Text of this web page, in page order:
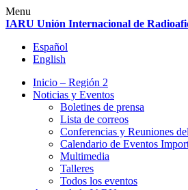
Skip
to
Menu
IARU Unión Internacional de
Español
English
Inicio – Región 2
Noticias y Eventos
Boletines de prensa
Lista de correos
Conferencias y Reuniones del
Calendario de Eventos
Multimedia
Talleres
Todos los eventos